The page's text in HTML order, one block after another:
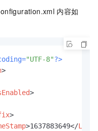
内容如
"UTF-8"?>
>
>
>
>1637883649</